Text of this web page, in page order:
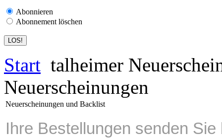
Abonnieren
Abonnement löschen
Start talheimer
Neuerscheinungen
Neuerscheinungen und Backlist
Ihre Bestellungen senden